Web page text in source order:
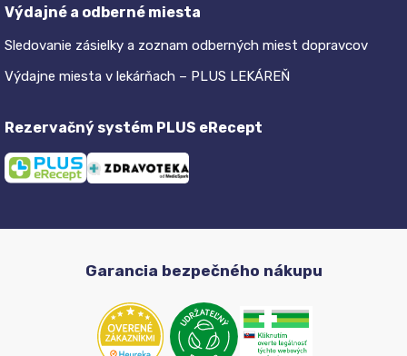
Výdajné a odberné miesta
Sledovanie zásielky a zoznam odberných miest dopravcov
Výdajne miesta v lekárňach – PLUS LEKÁREŇ
Rezervačný systém PLUS eRecept
Garancia bezpečného nákupu